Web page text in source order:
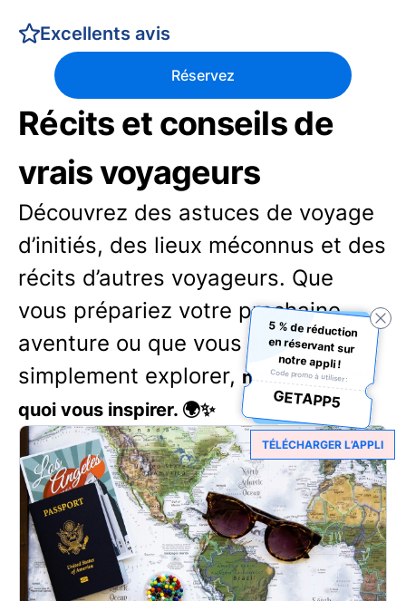
Excellents avis
Réservez
Récits et conseils de
vrais voyageurs
Découvrez des astuces de voyage
d’initiés, des lieux méconnus et des
récits d’autres voyageurs. Que
vous prépariez votre prochaine
aventure ou que vous aimiez
simplement explorer, notre blog a de
quoi vous inspirer. 🌍✨
5 % de réduction
en réservant sur
notre appli !
Code promo à utiliser :
GETAPP5
TÉLÉCHARGER L’APPLI